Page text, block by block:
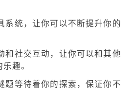
系统，让你可以不断提升你的
和社交互动，让你可以和其他
趣。
题等待着你的探索，保证你不